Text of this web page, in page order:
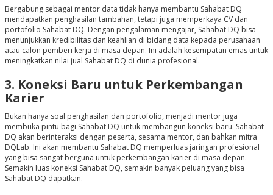
Bergabung sebagai mentor data tidak hanya membantu Sahabat DQ
mendapatkan penghasilan tambahan, tetapi juga memperkaya CV dan
portofolio Sahabat DQ. Dengan pengalaman mengajar, Sahabat DQ bisa
menunjukkan kredibilitas dan keahlian di bidang data kepada perusahaan
atau calon pemberi kerja di masa depan. Ini adalah kesempatan emas untuk
meningkatkan nilai jual Sahabat DQ di dunia profesional.
3. Koneksi Baru untuk Perkembangan
Karier
Bukan hanya soal penghasilan dan portofolio, menjadi mentor juga
membuka pintu bagi Sahabat DQ untuk membangun koneksi baru. Sahabat
DQ akan berinteraksi dengan peserta, sesama mentor, dan bahkan mitra
DQLab. Ini akan membantu Sahabat DQ memperluas jaringan profesional
yang bisa sangat berguna untuk perkembangan karier di masa depan.
Semakin luas koneksi Sahabat DQ, semakin banyak peluang yang bisa
Sahabat DQ dapatkan.